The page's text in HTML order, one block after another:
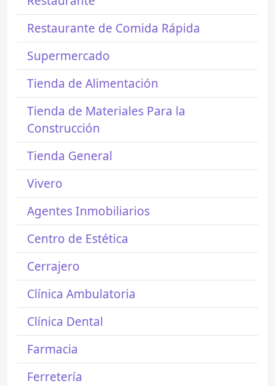
Restaurante de Comida Rápida
Supermercado
Tienda de Alimentación
Tienda de Materiales Para la
Construcción
Tienda General
Vivero
Agentes Inmobiliarios
Centro de Estética
Cerrajero
Clínica Ambulatoria
Clínica Dental
Farmacia
Ferretería